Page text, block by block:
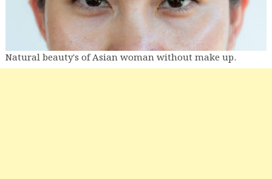
Natural beauty's of Asian woman without make up.